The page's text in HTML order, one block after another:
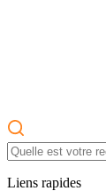
Liens rapides